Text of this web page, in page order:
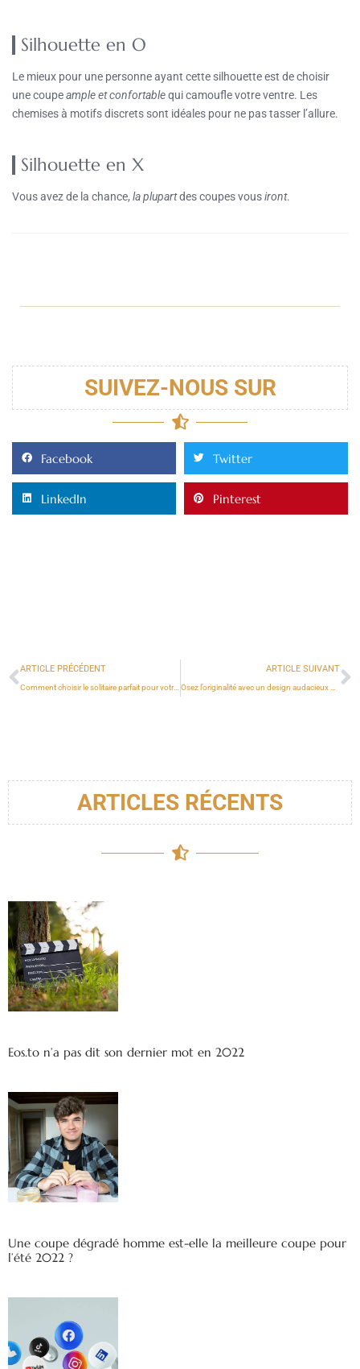
Silhouette en O
Le mieux pour une personne ayant cette silhouette est de choisir
une coupeample etconfortablequi camoufle votre ventre. Les
chemises à motifs discrets sont idéales pour ne pas tasser l’allure.
Silhouette en X
Vous avez de la chance, la plupartdes coupes vousiront.
SUIVEZ-NOUS SUR
Facebook Twitter
LinkedIn Pinterest
ARTICLE PRÉCÉDENT
Comment choisir le solitaire parfait pour votre femme ?
ARTICLE SUIVANT
ARTICLES RÉCENTS
Eos.to n’a pas dit son dernier mot en 2022
Une coupe dégradé homme est-elle la meilleure coupe pour
l’été 2022 ?